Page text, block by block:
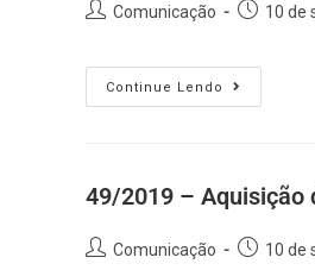
Comunicação 10 de
Continue Lendo
49/2019 – Aquisição
Comunicação 10 de